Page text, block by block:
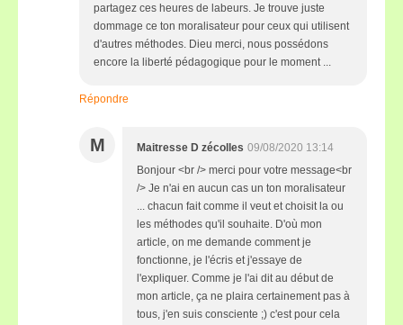
partagez ces heures de labeurs. Je trouve juste
dommage ce ton moralisateur pour ceux qui utilisent
d'autres méthodes. Dieu merci, nous possédons
encore la liberté pédagogique pour le moment ...
Répondre
M Maitresse D zécolles 09/08/2020 13:14
Bonjour <br /> merci pour votre message<br
/> Je n'ai en aucun cas un ton moralisateur
... chacun fait comme il veut et choisit la ou
les méthodes qu'il souhaite. D'où mon
article, on me demande comment je
fonctionne, je l'écris et j'essaye de
l'expliquer. Comme je l'ai dit au début de
mon article, ça ne plaira certainement pas à
tous, j'en suis consciente ;) c'est pour cela